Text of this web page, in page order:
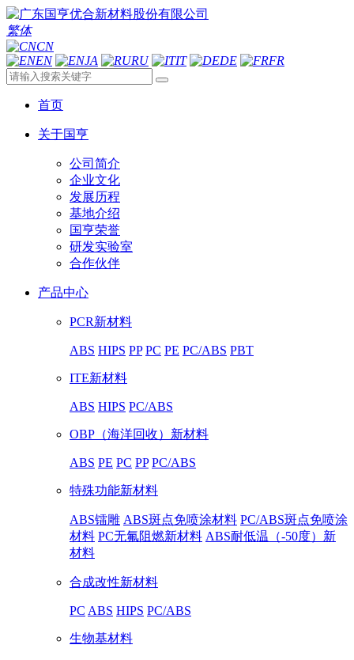
繁体
CN
EN
JA RU IT DE FR
首页
关于国亨
公司简介
企业文化
发展历程
基地介绍
国亨荣誉
研发实验室
合作伙伴
产品中心
PCR新材料
ABS HIPS PP PC PE PC/ABS PBT
ITE新材料
ABS HIPS PC/ABS
OBP（海洋回收）新材料
ABS PE PC PP PC/ABS
特殊功能新材料
ABS镭雕 ABS斑点免喷涂材料 PC/ABS斑点免喷涂
材料 PC无氟阻燃新材料 ABS耐低温（-50度）新
材料
合成改性新材料
PC ABS HIPS PC/ABS
生物基材料